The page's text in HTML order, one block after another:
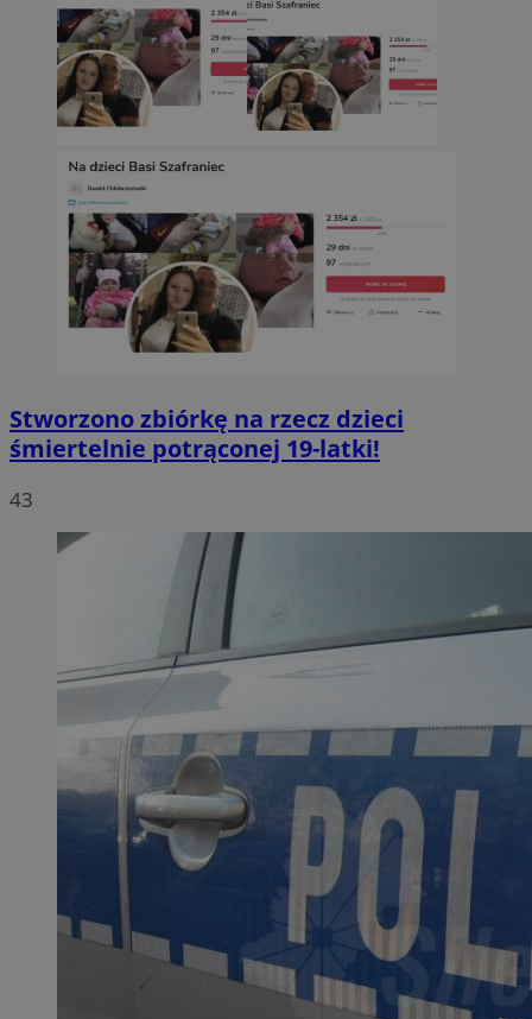
Stworzono zbiórkę na rzecz dzieci
śmiertelnie potrąconej 19-latki!
43